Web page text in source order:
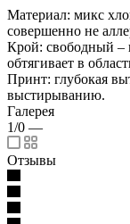
Материал: микс
совершенно не
Крой: свободный –
обтягивает в
Принт: глубокая
выстирыванию.
Галерея
1/0 —
Отзывы